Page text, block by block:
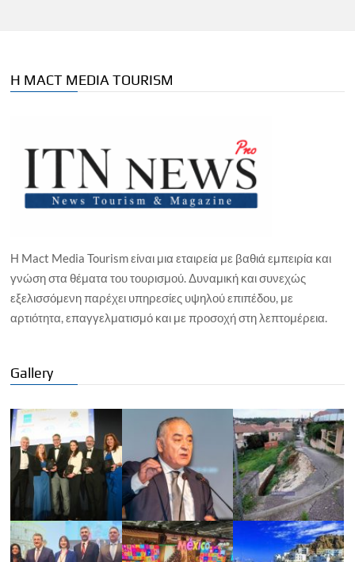
Η MACT MEDIA TOURISM
Η Mact Media Tourism είναι μια εταιρεία με βαθιά εμπειρία και
γνώση στα θέματα του τουρισμού. Δυναμική και συνεχώς
εξελισσόμενη παρέχει υπηρεσίες υψηλού επιπέδου, με
αρτιότητα, επαγγελματισμό και με προσοχή στη λεπτομέρεια.
Gallery